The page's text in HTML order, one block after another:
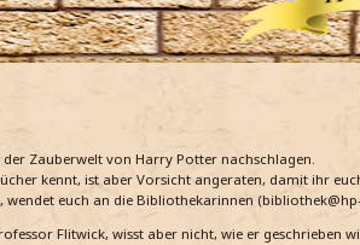
Zauberwelt von Harry Potter nachschlagen.
kennt, ist aber Vorsicht angeraten, damit ihr
wendet euch an die Bibliothekarinnen
Flitwick, wisst aber nicht, wie er geschrieben